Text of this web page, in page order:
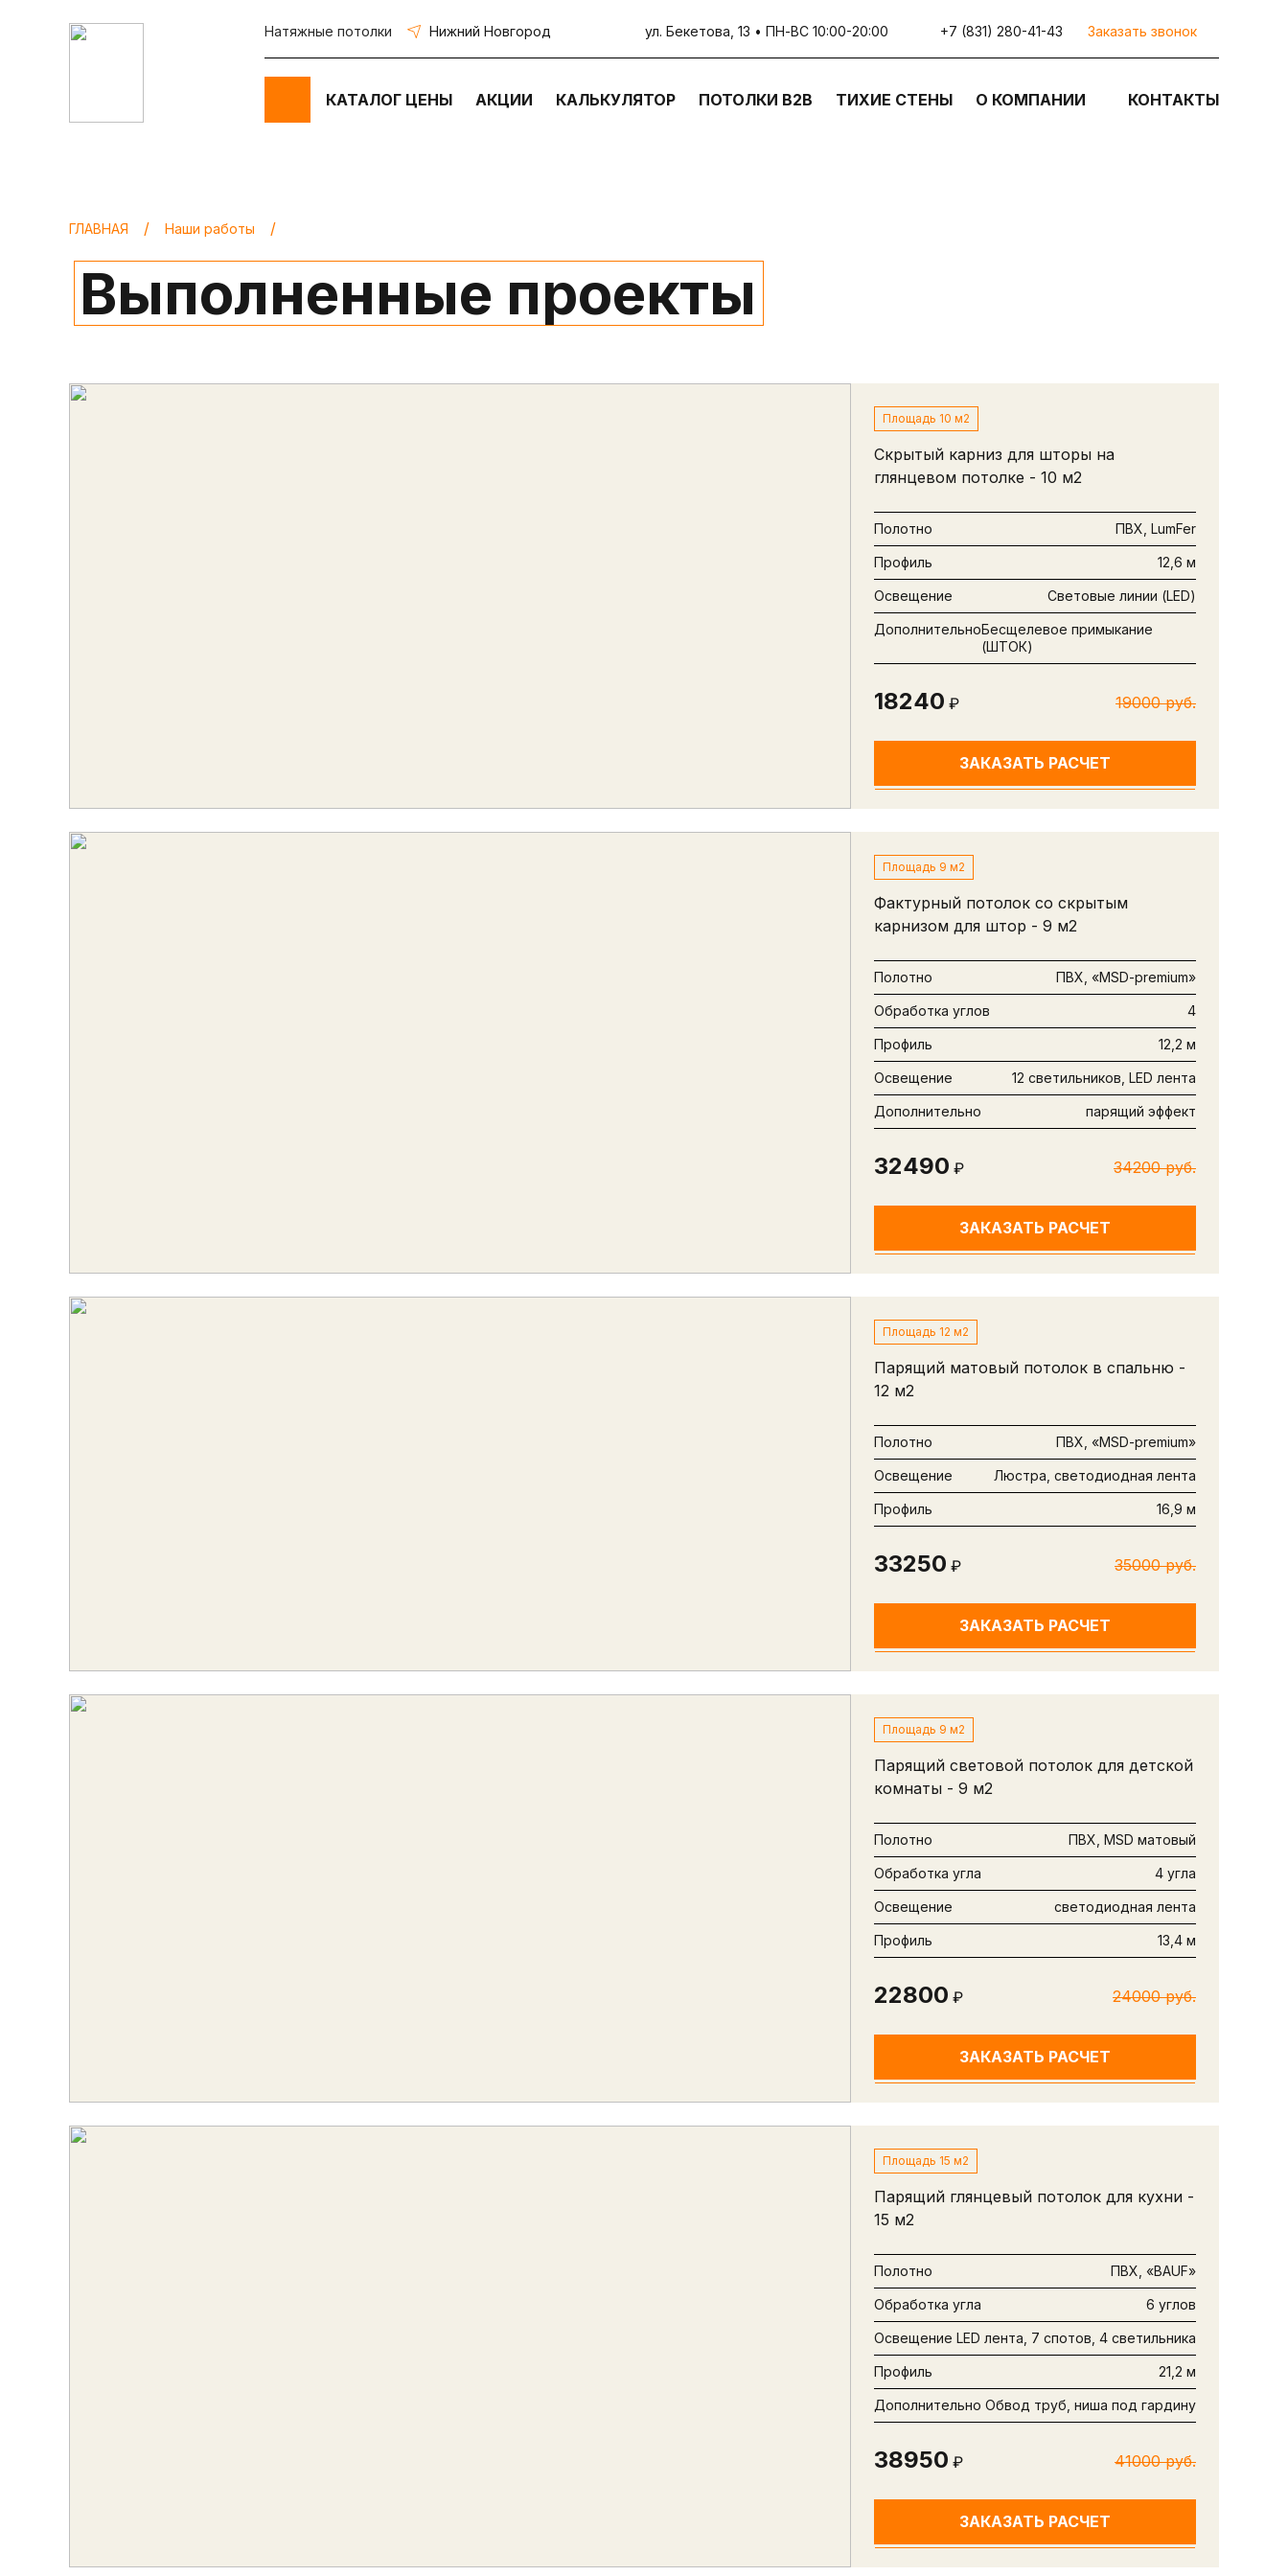
Натяжные потолки Нижний Новгород ул. Бекетова, 13 • ПН-ВС 10:00-20:00 +7 (831) 280-41-43 Заказать звонок
КАТАЛОГ ЦЕНЫ АКЦИИ КАЛЬКУЛЯТОР ПОТОЛКИ В2В ТИХИЕ СТЕНЫ О КОМПАНИИ КОНТАКТЫ
ГЛАВНАЯ Наши работы
Выполненные проекты
Площадь 10 м2
Скрытый карниз для шторы на
глянцевом потолке - 10 м2
Полотно ПВХ, LumFer
Профиль 12,6 м
Освещение Световые линии (LED)
ДополнительноБесщелевое примыкание
(ШТОК)
18240 ₽ 19000 руб.
ЗАКАЗАТЬ РАСЧЕТ
Площадь 9 м2
Фактурный потолок со скрытым
карнизом для штор - 9 м2
Полотно ПВХ, «MSD-premium»
Обработка углов 4
Профиль 12,2 м
Освещение 12 светильников, LED лента
Дополнительно парящий эффект
32490 ₽ 34200 руб.
ЗАКАЗАТЬ РАСЧЕТ
Площадь 12 м2
Парящий матовый потолок в спальню -
12 м2
Полотно ПВХ, «MSD-premium»
Освещение Люстра, светодиодная лента
Профиль 16,9 м
33250 ₽ 35000 руб.
ЗАКАЗАТЬ РАСЧЕТ
Площадь 9 м2
Парящий световой потолок для детской
комнаты - 9 м2
Полотно ПВХ, MSD матовый
Обработка угла 4 угла
Освещение светодиодная лента
Профиль 13,4 м
22800 ₽ 24000 руб.
ЗАКАЗАТЬ РАСЧЕТ
Площадь 15 м2
Парящий глянцевый потолок для кухни -
15 м2
Полотно ПВХ, «BAUF»
Обработка угла 6 углов
Освещение LED лента, 7 спотов, 4 светильника
Профиль 21,2 м
Дополнительно Обвод труб, ниша под гардину
38950 ₽ 41000 руб.
ЗАКАЗАТЬ РАСЧЕТ